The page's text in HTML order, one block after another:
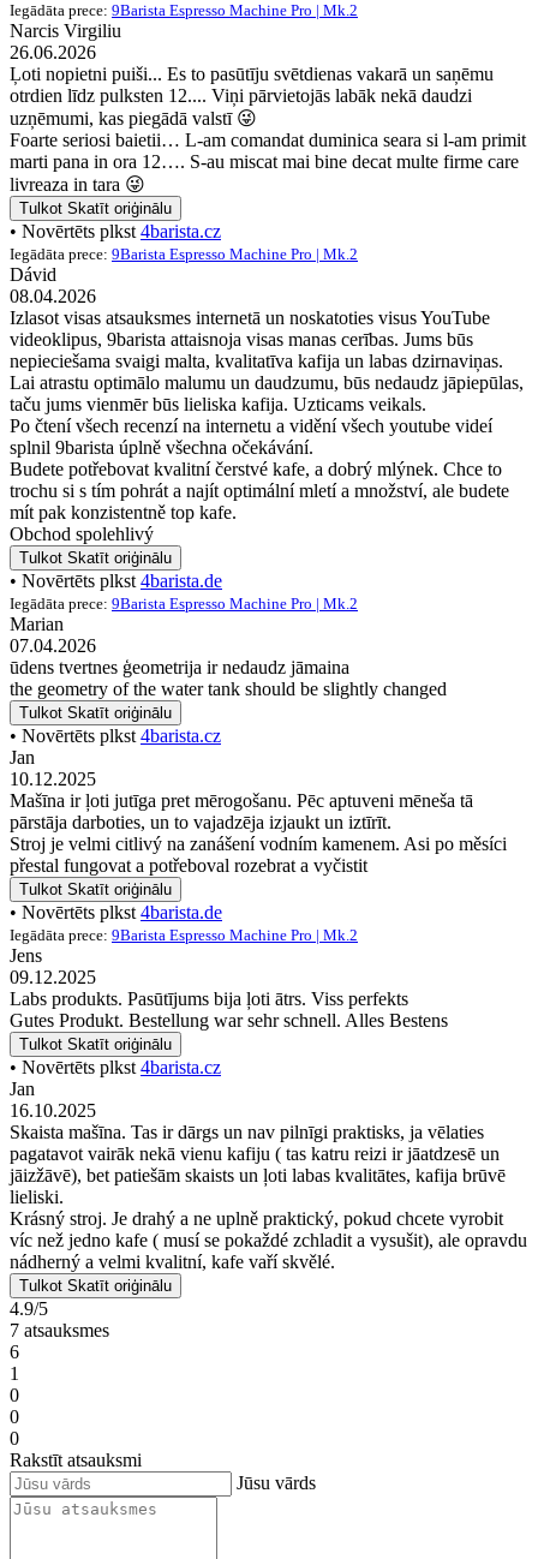
Iegādāta prece: 9Barista Espresso Machine Pro | Mk.2
Narcis Virgiliu
26.06.2026
Ļoti nopietni puiši... Es to pasūtīju svētdienas vakarā un saņēmu
otrdien līdz pulksten 12.... Viņi pārvietojās labāk nekā daudzi
uzņēmumi, kas piegādā valstī 😜
Foarte seriosi baietii… L-am comandat duminica seara si l-am primit
marti pana in ora 12…. S-au miscat mai bine decat multe firme care
livreaza in tara 😜
Tulkot Skatīt oriģinālu
• Novērtēts plkst 4barista.cz
Iegādāta prece: 9Barista Espresso Machine Pro | Mk.2
Dávid
08.04.2026
Izlasot visas atsauksmes internetā un noskatoties visus YouTube
videoklipus, 9barista attaisnoja visas manas cerības. Jums būs
nepieciešama svaigi malta, kvalitatīva kafija un labas dzirnaviņas.
Lai atrastu optimālo malumu un daudzumu, būs nedaudz jāpiepūlas,
taču jums vienmēr būs lieliska kafija. Uzticams veikals.
Po čtení všech recenzí na internetu a vidění všech youtube videí
splnil 9barista úplně všechna očekávání.
Budete potřebovat kvalitní čerstvé kafe, a dobrý mlýnek. Chce to
trochu si s tím pohrát a najít optimální mletí a množství, ale budete
mít pak konzistentně top kafe.
Obchod spolehlivý
Tulkot Skatīt oriģinālu
• Novērtēts plkst 4barista.de
Iegādāta prece: 9Barista Espresso Machine Pro | Mk.2
Marian
07.04.2026
ūdens tvertnes ģeometrija ir nedaudz jāmaina
the geometry of the water tank should be slightly changed
Tulkot Skatīt oriģinālu
• Novērtēts plkst 4barista.cz
Jan
10.12.2025
Mašīna ir ļoti jutīga pret mērogošanu. Pēc aptuveni mēneša tā
pārstāja darboties, un to vajadzēja izjaukt un iztīrīt.
Stroj je velmi citlivý na zanášení vodním kamenem. Asi po měsíci
přestal fungovat a potřeboval rozebrat a vyčistit
Tulkot Skatīt oriģinālu
• Novērtēts plkst 4barista.de
Iegādāta prece: 9Barista Espresso Machine Pro | Mk.2
Jens
09.12.2025
Labs produkts. Pasūtījums bija ļoti ātrs. Viss perfekts
Gutes Produkt. Bestellung war sehr schnell. Alles Bestens
Tulkot Skatīt oriģinālu
• Novērtēts plkst 4barista.cz
Jan
16.10.2025
Skaista mašīna. Tas ir dārgs un nav pilnīgi praktisks, ja vēlaties
pagatavot vairāk nekā vienu kafiju ( tas katru reizi ir jāatdzesē un
jāizžāvē), bet patiešām skaists un ļoti labas kvalitātes, kafija brūvē
lieliski.
Krásný stroj. Je drahý a ne uplně praktický, pokud chcete vyrobit
víc než jedno kafe ( musí se pokaždé zchladit a vysušit), ale opravdu
nádherný a velmi kvalitní, kafe vaří skvělé.
Tulkot Skatīt oriģinālu
4.9/5
7 atsauksmes
6
1
0
0
0
Rakstīt atsauksmi
Jūsu vārds